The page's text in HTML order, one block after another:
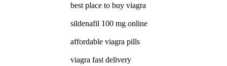
best place to buy viagra
sildenafil 100 mg online
affordable viagra pills
viagra fast delivery